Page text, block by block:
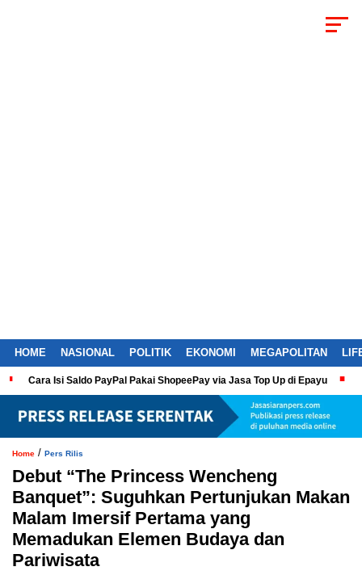
HOME NASIONAL POLITIK EKONOMI MEGAPOLITAN
Cara Isi Saldo PayPal Pakai ShopeePay via Jasa Top Up di Epayu
Home / Pers Rilis
Debut “The Princess Wencheng
Banquet”: Suguhkan Pertunjukan Makan
Malam Imersif Pertama yang
Memadukan Elemen Budaya dan
Pariwisata